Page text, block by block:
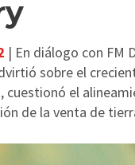
| En diálogo con FM
sobre el
cuestionó el
de la venta de